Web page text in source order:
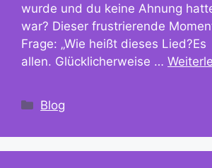
wurde und du keine Ahnung
war? Dieser frustrierende
Frage: „Wie heißt dieses
allen. Glücklicherweise …
Kategorien
Blog